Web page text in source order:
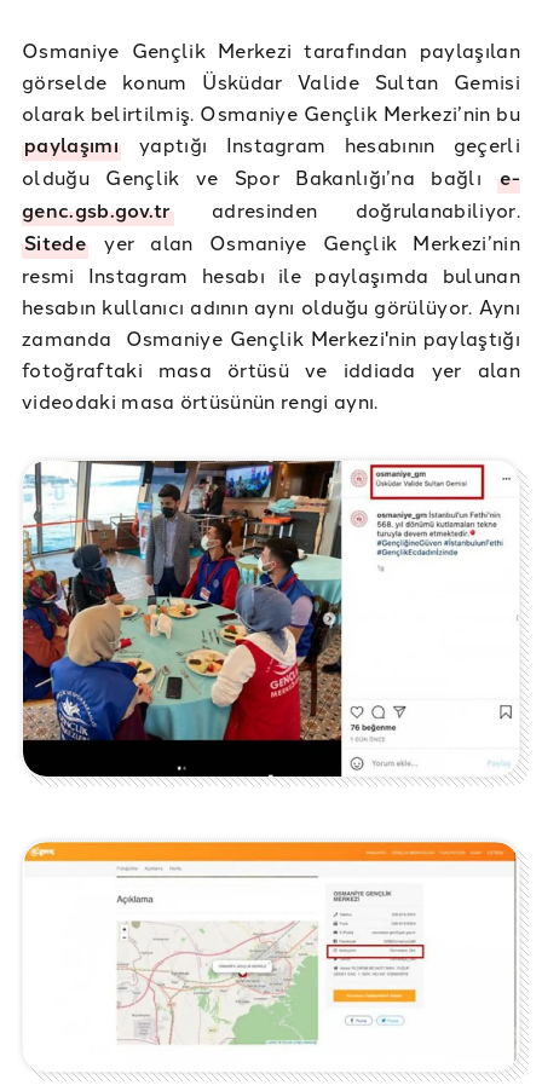
Osmaniye Gençlik Merkezi tarafından paylaşılan
görselde konum Üsküdar Valide Sultan Gemisi
olarak belirtilmiş. Osmaniye Gençlik Merkezi’nin bu
paylaşımıyaptığı Instagram hesabının geçerli
olduğu Gençlik ve Spor Bakanlığı’na bağlıe-
genc.gsb.gov.tradresinden doğrulanabiliyor.
Sitedeyer alan Osmaniye Gençlik Merkezi’nin
resmi Instagram hesabı ile paylaşımda bulunan
hesabın kullanıcı adının aynı olduğu görülüyor. Aynı
zamanda Osmaniye Gençlik Merkezi'nin paylaştığı
fotoğraftaki masa örtüsü ve iddiada yer alan
videodaki masa örtüsünün rengi aynı.